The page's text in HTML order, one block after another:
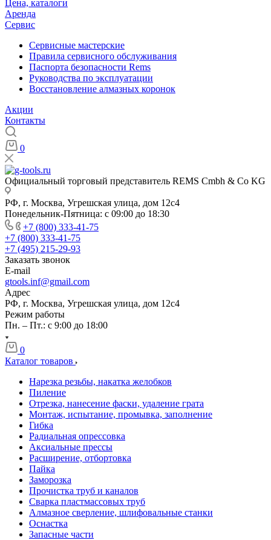
Цена, каталоги
Аренда
Сервис
Сервисные мастерские
Правила сервисного обслуживания
Паспорта безопасности Rems
Руководства по эксплуатации
Восстановление алмазных коронок
Акции
Контакты
0
Официальный торговый представитель REMS Cmbh & Co KG
РФ, г. Москва, Угрешская улица, дом 12с4
Понедельник-Пятница: с 09:00 до 18:30
+7 (800) 333-41-75
+7 (800) 333-41-75
+7 (495) 215-29-93
Заказать звонок
E-mail
gtools.inf@gmail.com
Адрес
РФ, г. Москва, Угрешская улица, дом 12с4
Режим работы
Пн. – Пт.: с 9:00 до 18:00
0
Каталог товаров
Нарезка резьбы, накатка желобков
Пиление
Отрезка, нанесение фаски, удаление грата
Монтаж, испытание, промывка, заполнение
Гибка
Радиальная опрессовка
Аксиальные прессы
Расширение, отбортовка
Пайка
Заморозка
Прочистка труб и каналов
Сварка пластмассовых труб
Алмазное сверление, шлифовальные станки
Оснастка
Запасные части